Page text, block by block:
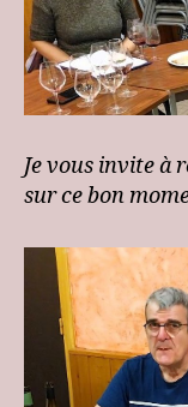
Je vous invite à
sur ce bon